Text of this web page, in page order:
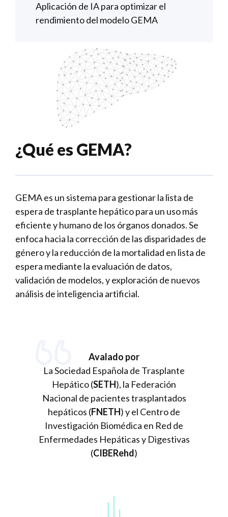
Aplicación de IA para optimizar el
rendimiento del modelo GEMA
¿Qué es GEMA?
GEMA es un sistema para gestionar la lista de
espera de trasplante hepático para un uso más
eficiente y humano de los órganos donados. Se
enfoca hacia la corrección de las disparidades de
género y la reducción de la mortalidad en lista de
espera mediante la evaluación de datos,
validación de modelos, y exploración de nuevos
análisis de inteligencia artificial.
Avalado por
La Sociedad Española de Trasplante
Hepático (SETH), la Federación
Nacional de pacientes trasplantados
hepáticos (FNETH) y el Centro de
Investigación Biomédica en Red de
Enfermedades Hepáticas y Digestivas
(CIBERehd)